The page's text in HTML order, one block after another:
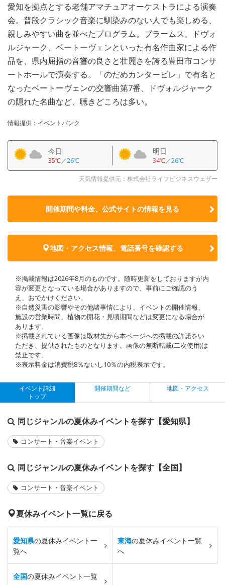
愛知を拠点とする老舗アマチュアオーケストラによる演奏
会。普段クラシック音楽に馴染みのない人でも楽しめる、
親しみやすい曲を並べたプログラム。ブラームス、ドヴォ
ルジャーク、ベートーヴェンといった有名作曲家による作
品を、県内屈指の音響の良さと壮麗さを誇る豊田市コンサ
ートホールで演奏する。「のだめカンタービレ」で有名と
なったベートーヴェンの交響曲第7番、ドヴォルジャーク
の隠れた名曲など、聴きどころは多い。
情報提供：イベントバンク
今日
35℃／26℃
明日
34℃／26℃
天気情報提供元：株式会社ライフビジネスウェザー
開催期間や料金、公式サイトの情報を見る
地図・アクセス情報、電話番号を確認する
※掲載情報は2026年8月のものです。随時更新をしておりますが内
容が変更となっている場合がありますので、事前にご確認のう
え、おでかけください。
※自然災害の影響やその他諸事情により、イベントの開催情報、
施設の営業時間、植物の開花・見頃期間などは変更になる場合が
あります。
※掲載されている画像は取材先から本ページへの掲載の許諾をい
ただき、提供されたものとなります。画像の無断転載(二次使用)は
禁止です。
※表示料金は消費税8％ないし10％の内税表示です。
イベント詳細
トップ
開催期間など 地図・アクセス
同じジャンルの夏休みイベントを探す【愛知県】
コンサート・音楽イベント
同じジャンルの夏休みイベントを探す【全国】
コンサート・音楽イベント
夏休みイベント一覧に戻る
愛知県の夏休みイベント一
覧へ
東海の夏休みイベント一覧
へ
全国の夏休みイベント一覧